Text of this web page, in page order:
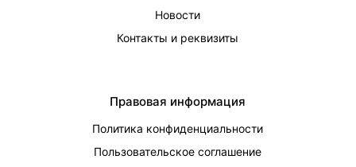
Новости
Контакты и реквизиты
Правовая информация
Политика конфиденциальности
Пользовательское соглашение